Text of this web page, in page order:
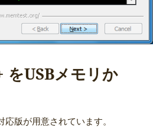
USBメモリか
版が用意されています。